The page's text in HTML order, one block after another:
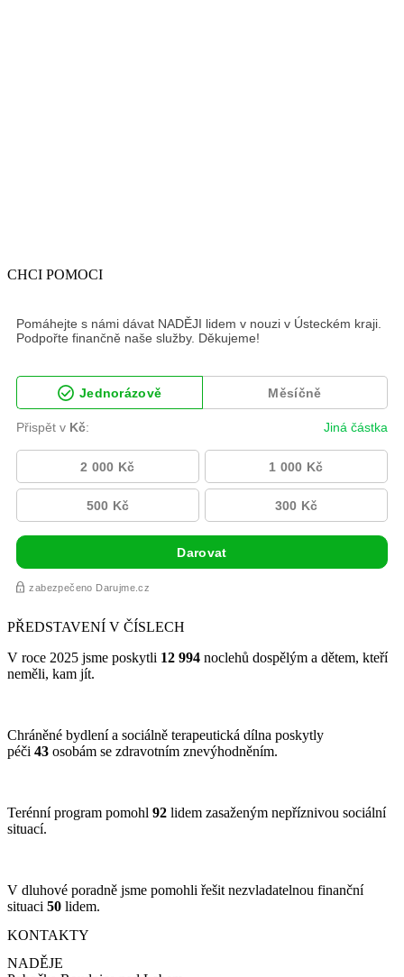
CHCI POMOCI
PŘEDSTAVENÍ V ČÍSLECH
V roce 2025 jsme poskytli 12 994 noclehů dospělým a dětem, kteří
neměli, kam jít.
Chráněné bydlení a sociálně terapeutická dílna poskytly
péči 43 osobám se zdravotním znevýhodněním.
Terénní program pomohl 92 lidem zasaženým nepříznivou sociální
situací.
V dluhové poradně jsme pomohli řešit nezvladatelnou finanční
situaci 50 lidem.
KONTAKTY
NADĚJE